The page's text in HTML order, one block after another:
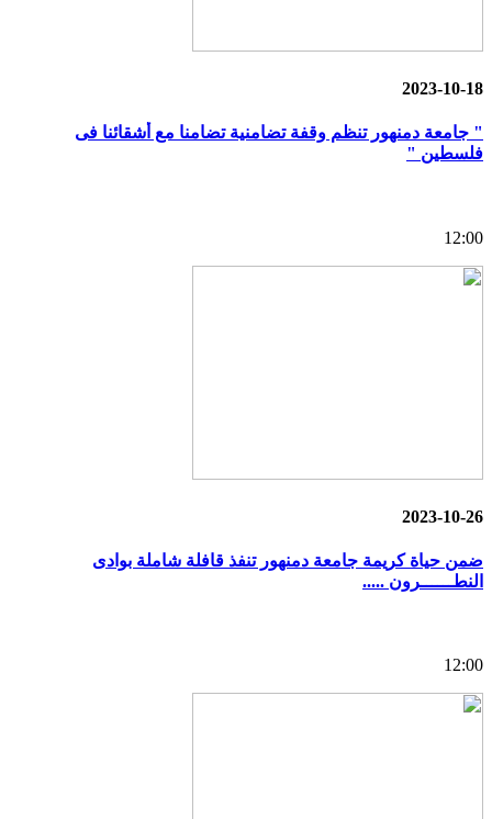
2023-10-18
" جامعة دمنهور تنظم وقفة تضامنية تضامنا مع أشقائنا فى
فلسطين "
12:00
2023-10-26
ضمن حياة كريمة جامعة دمنهور تنفذ قافلة شاملة بوادى
النطــــــرون .....
12:00